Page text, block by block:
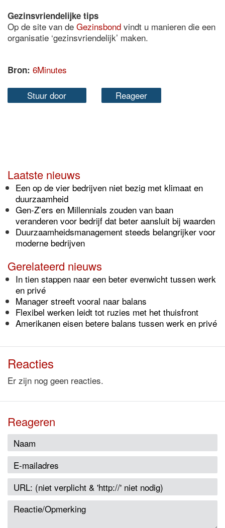
Gezinsvriendelijke tips
Op de site van de Gezinsbond vindt u manieren die een
organisatie ‘gezinsvriendelijk’ maken.
Bron: 6Minutes
Stuur door Reageer
Laatste nieuws
Een op de vier bedrijven niet bezig met klimaat en
duurzaamheid
Gen-Z’ers en Millennials zouden van baan
veranderen voor bedrijf dat beter aansluit bij waarden
Duurzaamheidsmanagement steeds belangrijker voor
moderne bedrijven
Gerelateerd nieuws
In tien stappen naar een beter evenwicht tussen werk
en privé
Manager streeft vooral naar balans
Flexibel werken leidt tot ruzies met het thuisfront
Amerikanen eisen betere balans tussen werk en privé
Reacties
Er zijn nog geen reacties.
Reageren